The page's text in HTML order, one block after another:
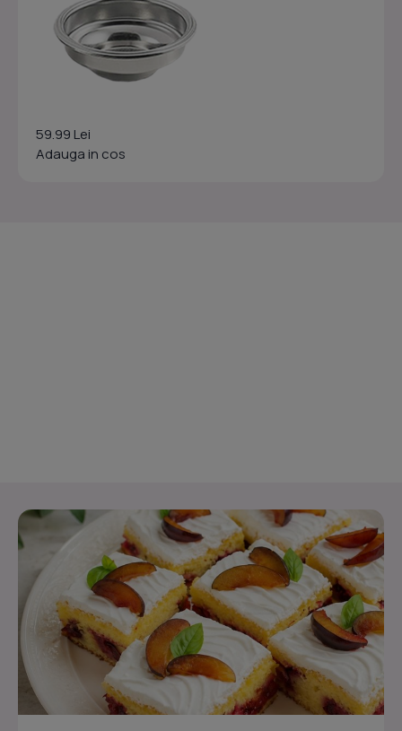
59.99 Lei
Adauga in cos